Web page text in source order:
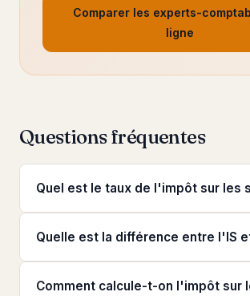
Comparer les experts-
ligne
Questions fréquentes
Quel est le taux de l'impôt sur les
Quelle est la différence entre l'IS
Comment calcule-t-on l'impôt sur